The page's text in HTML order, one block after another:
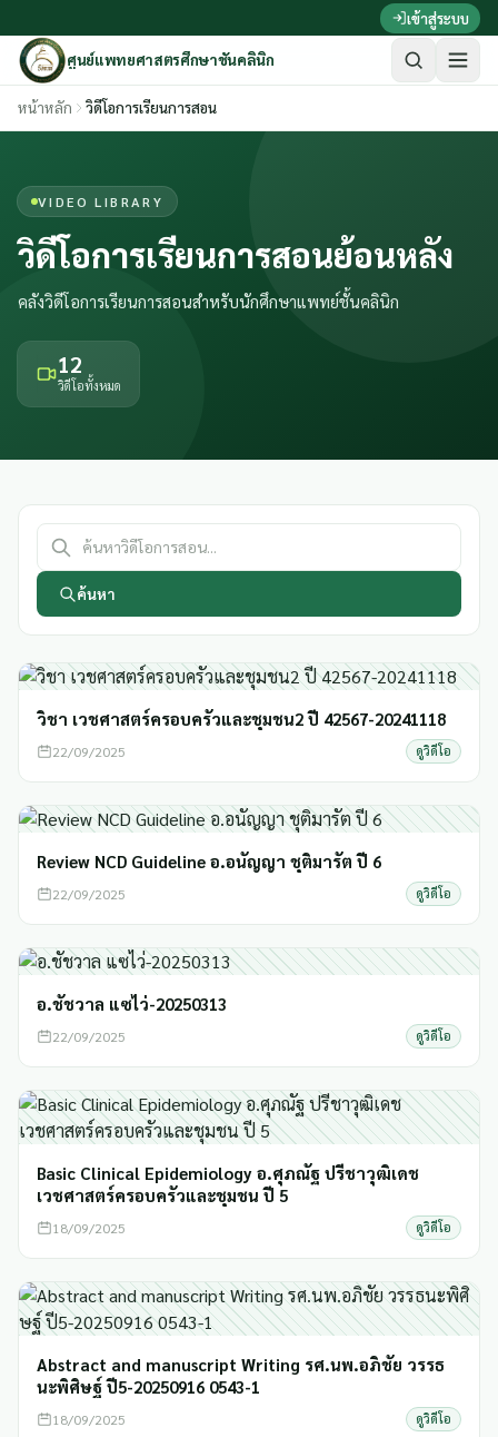
เข้าสู่ระบบ
ศูนย์แพทยศาสตรศึกษาชั้นคลินิก
หน้าหลัก วิดีโอการเรียนการสอน
VIDEO LIBRARY
วิดีโอการเรียนการสอนย้อนหลัง
คลังวิดีโอการเรียนการสอนสำหรับนักศึกษาแพทย์ชั้นคลินิก
12
วิดีโอทั้งหมด
ค้นหา
วิชา เวชศาสตร์ครอบครัวและชุมชน2 ปี 42567-20241118
22/09/2025 ดูวิดีโอ
Review NCD Guideline อ.อนัญญา ชุติมารัต ปี 6
22/09/2025 ดูวิดีโอ
อ.ชัชวาล แซไว่-20250313
22/09/2025 ดูวิดีโอ
Basic Clinical Epidemiology อ.ศุภณัฐ ปรีชาวุฒิเดช
เวชศาสตร์ครอบครัวและชุมชน ปี 5
18/09/2025 ดูวิดีโอ
Abstract and manuscript Writing รศ.นพ.อภิชัย วรรธ
นะพิศิษฐ์ ปี5-20250916 0543-1
18/09/2025 ดูวิดีโอ